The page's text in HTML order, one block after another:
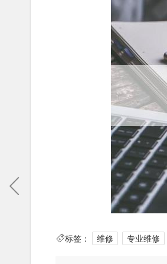
标签： 维修 专业维修